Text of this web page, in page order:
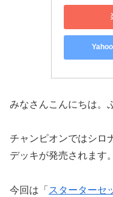
みなさんこんにちは。
チャンピオンではシロ
デッキが発売されます。
今回は「 スターターセ